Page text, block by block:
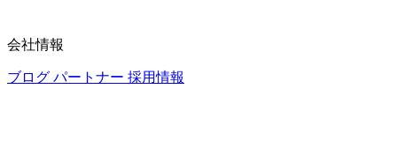
会社情報
ブログ パートナー 採用情報